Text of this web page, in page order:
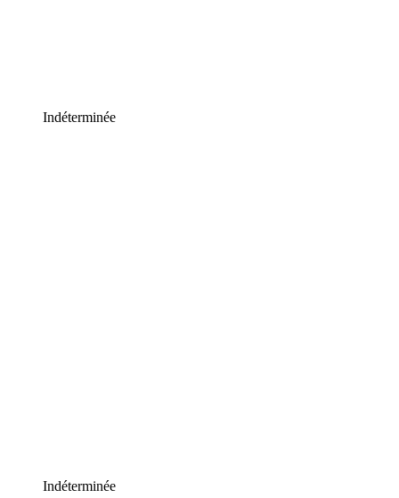
Indéterminée
Indéterminée